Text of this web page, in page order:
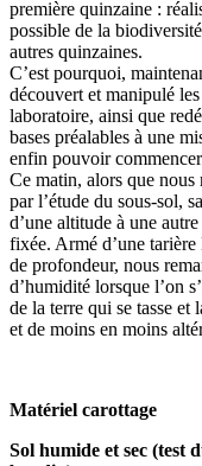
première quinzaine :
possible de la
autres quinzaines.
C’est pourquoi,
découvert et manipulé
laboratoire, ainsi que
bases préalables à une
enfin pouvoir
Ce matin, alors que nous
par l’étude du sous-sol,
d’une altitude à une
fixée. Armé d’une
de profondeur, nous
d’humidité lorsque l’on
de la terre qui se tasse et
et de moins en moins
Matériel carottage
Sol humide et sec (test